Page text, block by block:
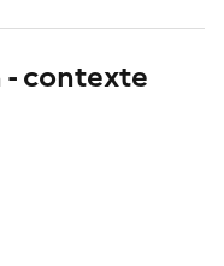
contexte